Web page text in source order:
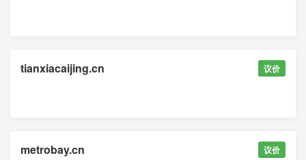
tianxiacaijing.cn 议价
metrobay.cn 议价